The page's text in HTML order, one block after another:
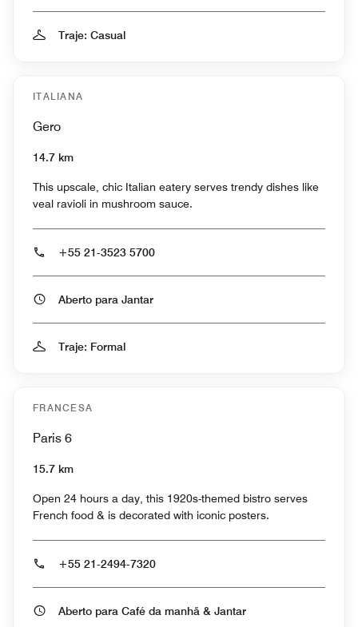
Traje: Casual
ITALIANA
Gero
14.7 km
This upscale, chic Italian eatery serves trendy dishes like
veal ravioli in mushroom sauce.
+55 21-3523 5700
Aberto para Jantar
Traje: Formal
FRANCESA
Paris 6
15.7 km
Open 24 hours a day, this 1920s-themed bistro serves
French food & is decorated with iconic posters.
+55 21-2494-7320
Aberto para Café da manhã & Jantar